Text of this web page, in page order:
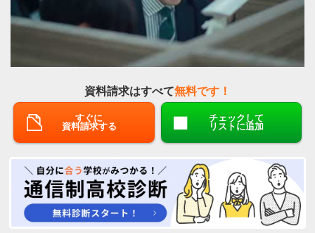
資料請求はすべて無料です！
すぐに
資料請求する
チェックして
リストに追加